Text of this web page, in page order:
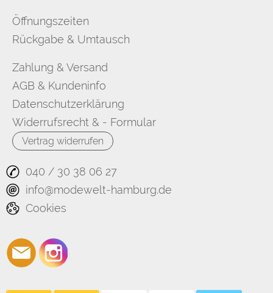
Öffnungszeiten
Rückgabe & Umtausch
Zahlung & Versand
AGB & Kundeninfo
Datenschutzerklärung
Widerrufsrecht & - Formular
Vertrag widerrufen
040 / 30 38 06 27
info@modewelt-hamburg.de
Cookies